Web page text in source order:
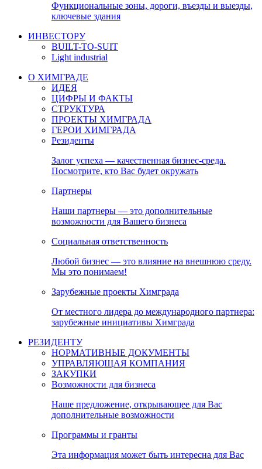
Функциональные зоны, дороги, въезды и выезды,
ключевые здания
ИНВЕСТОРУ
BUILT-TO-SUIT
Light industrial
О ХИМГРАДЕ
ИДЕЯ
ЦИФРЫ И ФАКТЫ
СТРУКТУРА
ПРОЕКТЫ ХИМГРАДА
ГЕРОИ ХИМГРАДА
Резиденты
Залог успеха — качественная бизнес-среда.
Посмотрите, кто Вас будет окружать
Партнеры
Наши партнеры — это дополнительные
возможности для Вашего бизнеса
Социальная ответственность
Любой бизнес — это влияние на внешнюю среду.
Мы это понимаем!
Зарубежные проекты Химграда
От местного лидера до международного партнера:
зарубежные инициативы Химграда
РЕЗИДЕНТУ
НОРМАТИВНЫЕ ДОКУМЕНТЫ
УПРАВЛЯЮЩАЯ КОМПАНИЯ
ЗАКУПКИ
Возможности для бизнеса
Наше предложение, открывающее для Вас
дополнительные возможности
Программы и гранты
Эта информация может быть интересна для Вас